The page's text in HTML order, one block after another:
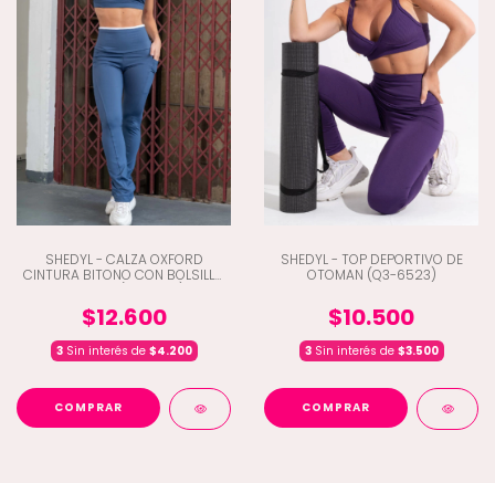
SHEDYL - CALZA OXFORD
CINTURA BITONO CON BOLSILLO
$12.600
3Sin interés de $4.200
COMPRAR
SHEDYL - TOP DEPORTIVO DE
OTOMAN (Q3-6523)
$10.500
3Sin interés de $3.500
COMPRAR